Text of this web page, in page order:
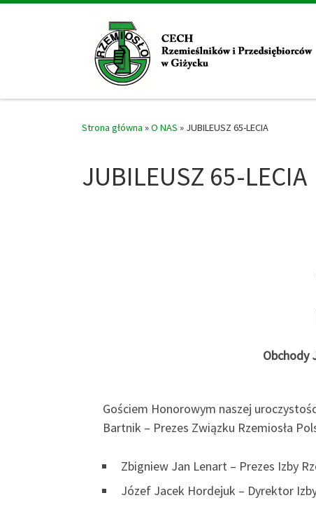
Strona główna »O NAS » JUBILEUSZ 65-LECIA
JUBILEUSZ 65-LECIA
Obchody
Gościem Honorowym naszej
Bartnik – Prezes Związku Rzemiosła
Zbigniew Jan Lenart – Prezes Izby
Józef Jacek Hordejuk – Dyrektor